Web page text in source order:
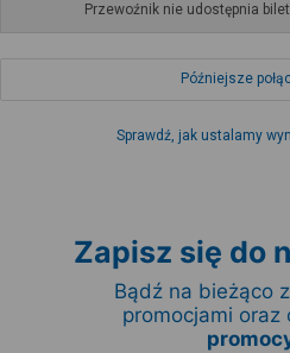
Przewoźnik nie udostępnia
Późniejsze
Sprawdź, jak ustalamy
Zapisz się do
Bądź na bieżąco
promocjami oraz